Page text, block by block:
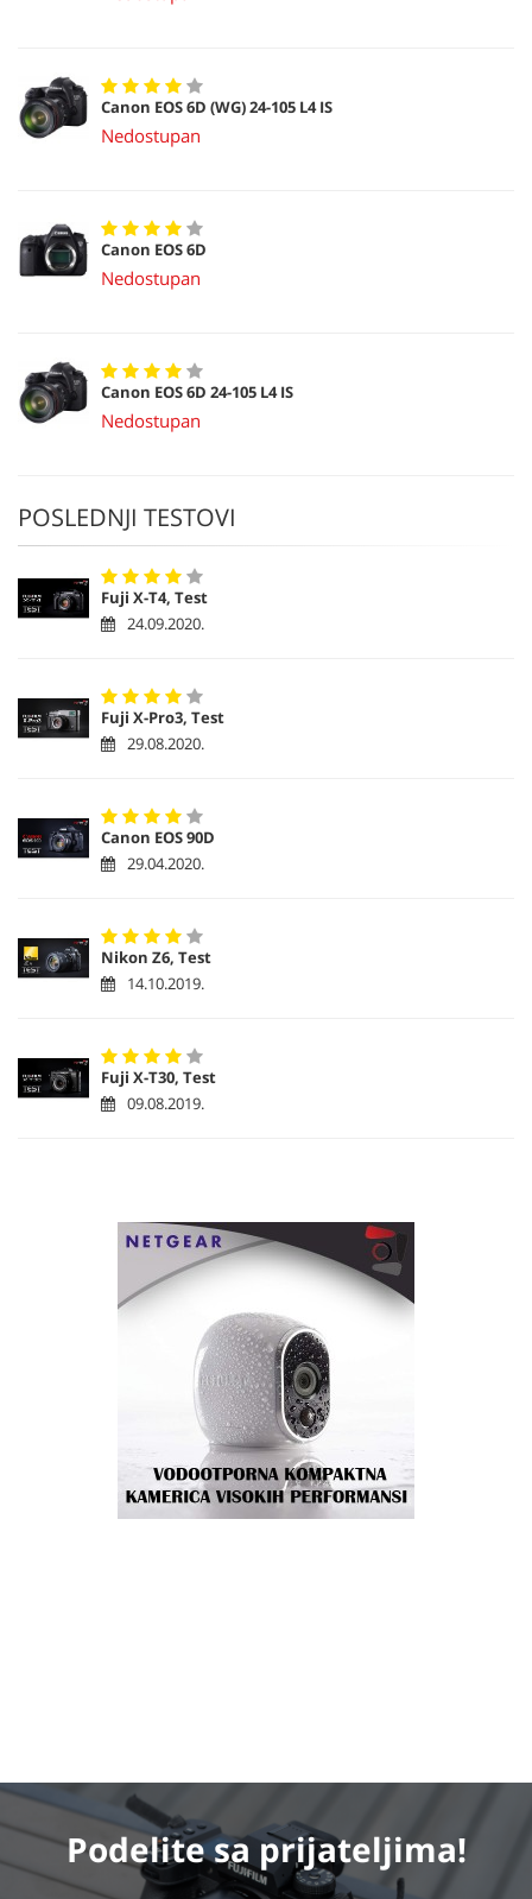
Canon EOS 6D (WG) 24-105 L4 IS
Nedostupan
Canon EOS 6D
Nedostupan
Canon EOS 6D 24-105 L4 IS
Nedostupan
POSLEDNJI TESTOVI
Fuji X-T4, Test
24.09.2020.
Fuji X-Pro3, Test
29.08.2020.
Canon EOS 90D
29.04.2020.
Nikon Z6, Test
14.10.2019.
Fuji X-T30, Test
09.08.2019.
Podelitesa prijateljima!